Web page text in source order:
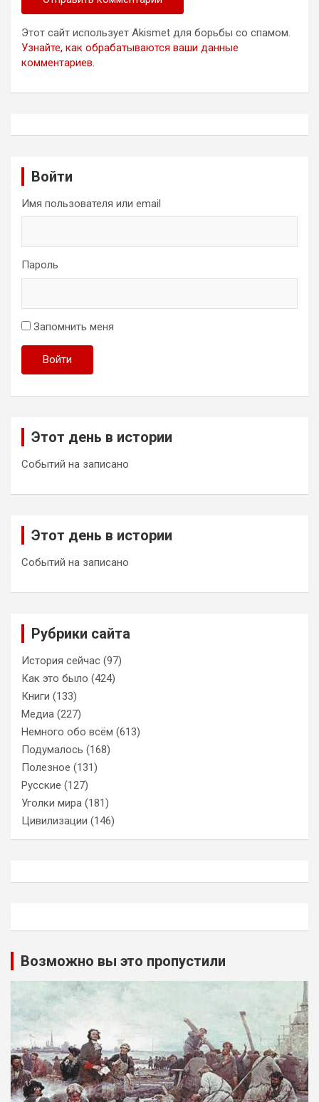
Этот сайт использует Akismet для борьбы со спамом.
Узнайте, как обрабатываются ваши данные
комментариев.
Войти
Имя пользователя или email
Пароль
Запомнить меня
Войти
Этот день в истории
Событий на записано
Этот день в истории
Событий на записано
Рубрики сайта
История сейчас (97)
Как это было (424)
Книги (133)
Медиа (227)
Немного обо всём (613)
Подумалось (168)
Полезное (131)
Русские (127)
Уголки мира (181)
Цивилизации (146)
Возможно вы это пропустили